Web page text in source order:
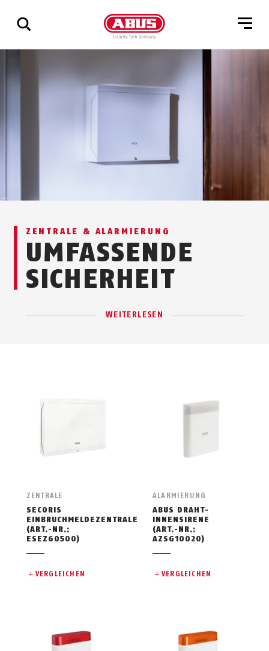
alle
ZENTRALE & ALARMIERUNG
UMFASSENDE
SICHERHEIT
WEITERLESEN
ZENTRALE
SECORIS
EINBRUCHMELDEZENTRALE
(ART.-NR.:
ESEZ60500)
VERGLEICHEN
ALARMIERUNG
ABUS DRAHT-
INNENSIRENE
(ART.-NR.:
AZSG10020)
VERGLEICHEN